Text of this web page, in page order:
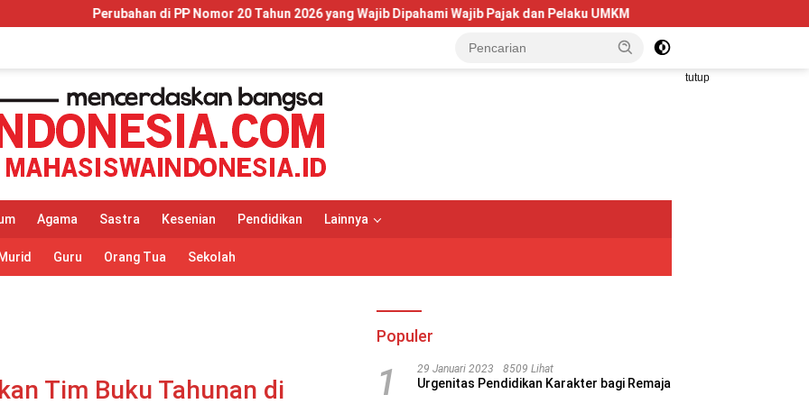
di PP Nomor 20 Tahun 2026 yang Wajib Dipahami Wajib Pajak dan Pelaku UMKM Telkom University Dorong Kolaborasi AI dan
tutup
Agama Sastra Kesenian Pendidikan Lainnya
Murid Guru Orang Tua Sekolah
Tim Buku Tahunan di
Populer
1 29 Januari 2023 8509 Lihat
Urgenitas Pendidikan Karakter bagi Remaja